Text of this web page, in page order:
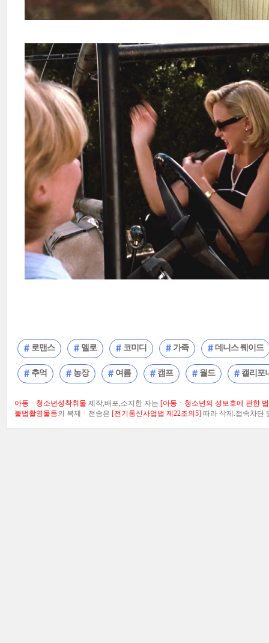
로맨스 멜로 코미디 가족 데니스 퀘이드
추억 농장 여름 캠프 월드 캘리포
아동ㆍ청소년성착취물 제작,배포,소지한 자는 [아동ㆍ청소년의 성보호에 관한
불법촬영물등의 복제ㆍ전송은 [전기통신사업법 제22조의5] 따라 삭제.접속차단